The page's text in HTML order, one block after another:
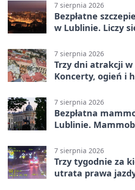
7 sierpnia 2026
Bezpłatne
w Lublinie. Liczy
7 sierpnia 2026
Trzy dni atrakcji
Koncerty, ogień i
7 sierpnia 2026
Bezpłatna
Lublinie.
7 sierpnia 2026
Trzy tygodnie za
utrata prawa